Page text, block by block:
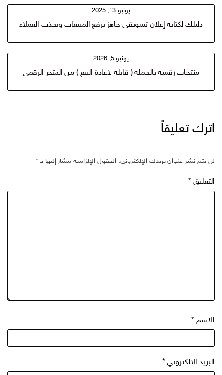
يونيو 13, 2025
دليلك لكتابة إعلان تسويقي جاهز يرفع المبيعات ويجذب العملاء
يونيو 5, 2026
منتجات رقمية بالجملة ( قابلة لاعادة البيع ) من المتجر الرقمي
اترك تعليقاً
لن يتم نشر عنوان بريدك الإلكتروني. الحقول الإلزامية مشار إليها بـ*
التعليق *
الاسم *
البريد الإلكتروني *